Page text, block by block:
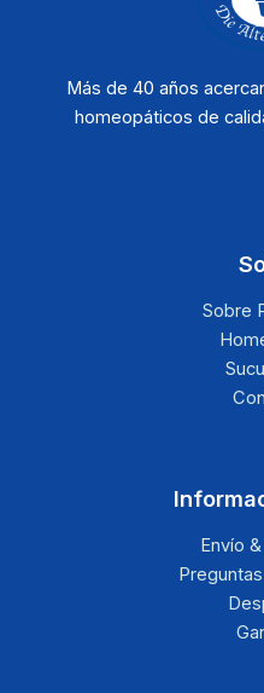
Más de 40 años
homeopáticos de
Sobre
Envío